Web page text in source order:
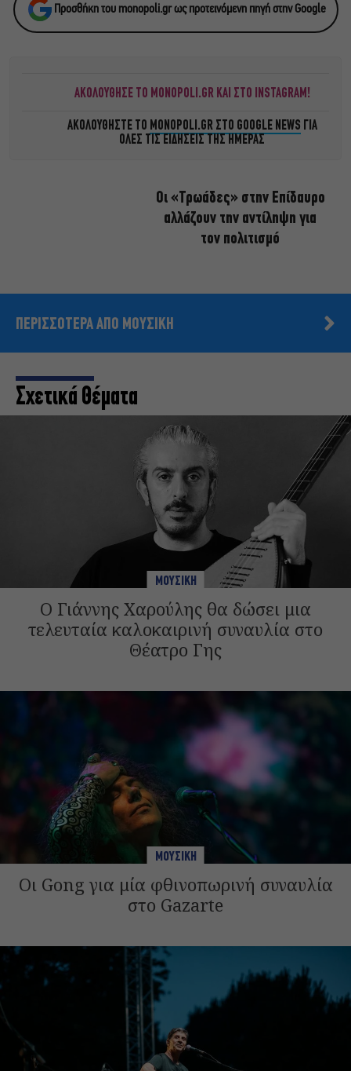
Προσθήκη του monopoli.gr ως προτεινόμενη πηγή στην Google
ΑΚΟΛΟΥΘΗΣΕ ΤΟ MONOPOLI.GR ΚΑΙ ΣΤΟ INSTAGRAM!
ΑΚΟΛΟΥΘΗΣΤΕ ΤΟ MONOPOLI.GR ΣΤΟ GOOGLE NEWS ΓΙΑ
ΟΛΕΣ ΤΙΣ ΕΙΔΗΣΕΙΣ ΤΗΣ ΗΜΕΡΑΣ
Οι «Τρωάδες» στην Επίδαυρο
αλλάζουν την αντίληψη για
τον πολιτισμό
ΠΕΡΙΣΣΟΤΕΡΑ ΑΠΟ ΜΟΥΣΙΚΗ
Σχετικά Θέματα
ΜΟΥΣΙΚΗ
Ο Γιάννης Χαρούλης θα δώσει μια
τελευταία καλοκαιρινή συναυλία στο
Θέατρο Γης
ΜΟΥΣΙΚΗ
Οι Gong για μία φθινοπωρινή συναυλία
στο Gazarte